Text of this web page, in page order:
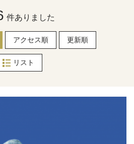
件ありました
アクセス順 更新順
リスト